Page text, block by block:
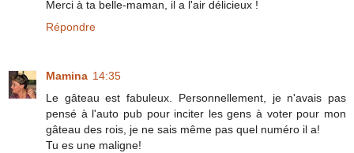
Merci à ta belle-maman, il a l'air délicieux !
Répondre
Mamina 14:35
Le gâteau est fabuleux. Personnellement, je n'avais pas
pensé à l'auto pub pour inciter les gens à voter pour mon
gâteau des rois, je ne sais même pas quel numéro il a!
Tu es une maligne!